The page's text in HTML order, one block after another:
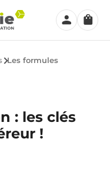
Mon
comptePanier
Les formules
: les clés
!